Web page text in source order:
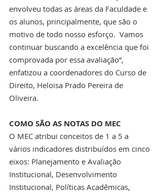
envolveu todas as áreas da Faculdade e
os alunos, principalmente, que são o
motivo de todo nosso esforço.  Vamos
continuar buscando a excelência que foi
comprovada por essa avaliação”,
enfatizou a coordenadores do Curso de
Direito, Heloisa Prado Pereira de
Oliveira.
COMO SÃO AS NOTAS DO MEC
O MEC atribui conceitos de 1 a 5 a
vários indicadores distribuídos em cinco
eixos: Planejamento e Avaliação
Institucional, Desenvolvimento
Institucional, Políticas Acadêmicas,